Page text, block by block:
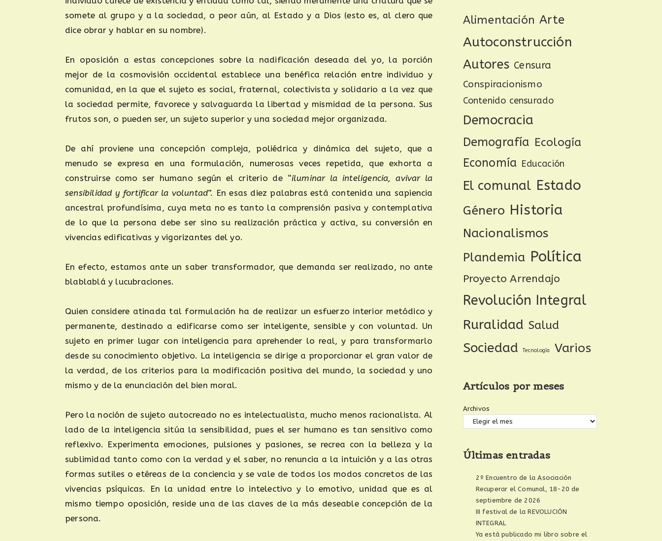
somete al grupo y a la sociedad, o peor aún, al Estado y a Dios (esto es, al clero que
dice obrar y hablar en su nombre).
En oposición a estas concepciones sobre la nadificación deseada del yo, la porción
mejor de la cosmovisión occidental establece una benéfica relación entre individuo y
comunidad, en la que el sujeto es social, fraternal, colectivista y solidario a la vez que
la sociedad permite, favorece y salvaguarda la libertad y mismidad de la persona. Sus
frutos son, o pueden ser, un sujeto superior y una sociedad mejor organizada.
De ahí proviene una concepción compleja, poliédrica y dinámica del sujeto, que a
menudo se expresa en una formulación, numerosas veces repetida, que exhorta a
construirse como ser humano según el criterio de “iluminar la inteligencia, avivar la
sensibilidad y fortificar la voluntad”. En esas diez palabras está contenida una sapiencia
ancestral profundísima, cuya meta no es tanto la comprensión pasiva y contemplativa
de lo que la persona debe ser sino su realización práctica y activa, su conversión en
vivencias edificativas y vigorizantes del yo.
En efecto, estamos ante un saber transformador, que demanda ser realizado, no ante
blablablá y lucubraciones.
Quien considere atinada tal formulación ha de realizar un esfuerzo interior metódico y
permanente, destinado a edificarse como ser inteligente, sensible y con voluntad. Un
sujeto en primer lugar con inteligencia para aprehender lo real, y para transformarlo
desde su conocimiento objetivo. La inteligencia se dirige a proporcionar el gran valor de
la verdad, de los criterios para la modificación positiva del mundo, la sociedad y uno
mismo y de la enunciación del bien moral.
Pero la noción de sujeto autocreado no es intelectualista, mucho menos racionalista. Al
lado de la inteligencia sitúa la sensibilidad, pues el ser humano es tan sensitivo como
reflexivo. Experimenta emociones, pulsiones y pasiones, se recrea con la belleza y la
sublimidad tanto como con la verdad y el saber, no renuncia a la intuición y a las otras
formas sutiles o etéreas de la conciencia y se vale de todos los modos concretos de las
vivencias psíquicas. En la unidad entre lo intelectivo y lo emotivo, unidad que es al
mismo tiempo oposición, reside una de las claves de la más deseable concepción de la
persona.
Alimentación Arte
Autoconstrucción
Autores Censura
Conspiracionismo
Contenido censurado
Democracia
Demografía Ecología
Economía Educación
El comunal Estado
Género Historia
Nacionalismos
Plandemia Política
Proyecto Arrendajo
Revolución Integral
Ruralidad Salud
Sociedad Tecnología Varios
Artículos por meses
Archivos
Últimas entradas
2º Encuentro de la Asociación
Recuperar el Comunal, 18-20 de
septiembre de 2026
III festival de la REVOLUCIÓN
INTEGRAL
Ya está publicado mi libro sobre el